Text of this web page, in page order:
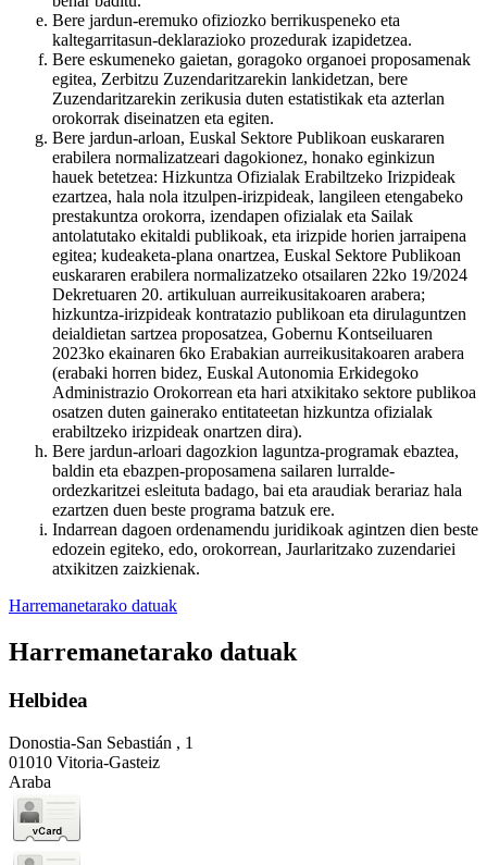
Bere jardun-eremuko ofiziozko berrikuspeneko eta
kaltegarritasun-deklarazioko prozedurak izapidetzea.
Bere eskumeneko gaietan, goragoko organoei proposamenak
egitea, Zerbitzu Zuzendaritzarekin lankidetzan, bere
Zuzendaritzarekin zerikusia duten estatistikak eta azterlan
orokorrak diseinatzen eta egiten.
Bere jardun-arloan, Euskal Sektore Publikoan euskararen
erabilera normalizatzeari dagokionez, honako eginkizun
hauek betetzea: Hizkuntza Ofizialak Erabiltzeko Irizpideak
ezartzea, hala nola itzulpen-irizpideak, langileen etengabeko
prestakuntza orokorra, izendapen ofizialak eta Sailak
antolatutako ekitaldi publikoak, eta irizpide horien jarraipena
egitea; kudeaketa-plana onartzea, Euskal Sektore Publikoan
euskararen erabilera normalizatzeko otsailaren 22ko 19/2024
Dekretuaren 20. artikuluan aurreikusitakoaren arabera;
hizkuntza-irizpideak kontratazio publikoan eta dirulaguntzen
deialdietan sartzea proposatzea, Gobernu Kontseiluaren
2023ko ekainaren 6ko Erabakian aurreikusitakoaren arabera
(erabaki horren bidez, Euskal Autonomia Erkidegoko
Administrazio Orokorrean eta hari atxikitako sektore publikoa
osatzen duten gainerako entitateetan hizkuntza ofizialak
erabiltzeko irizpideak onartzen dira).
Bere jardun-arloari dagozkion laguntza-programak ebaztea,
baldin eta ebazpen-proposamena sailaren lurralde-
ordezkaritzei esleituta badago, bai eta araudiak berariaz hala
ezartzen duen beste programa batzuk ere.
Indarrean dagoen ordenamendu juridikoak agintzen dien beste
edozein egiteko, edo, orokorrean, Jaurlaritzako zuzendariei
atxikitzen zaizkienak.
Harremanetarako datuak
Harremanetarako datuak
Helbidea
Donostia-San Sebastián , 1
01010 Vitoria-Gasteiz
Araba